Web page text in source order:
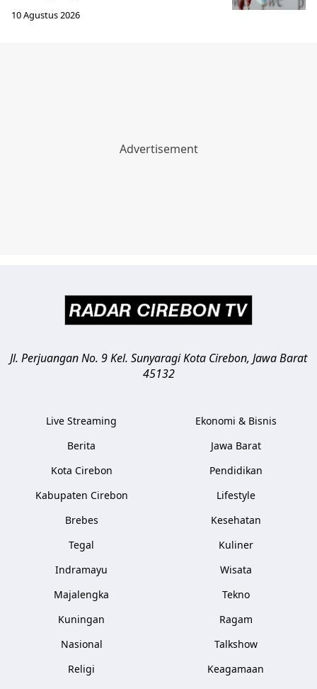
10 Agustus 2026
Jl. Perjuangan No. 9 Kel. SunyaragiKota Cirebon, Jawa Barat
45132
Live Streaming
Berita
Kota Cirebon
Kabupaten Cirebon
Brebes
Tegal
Indramayu
Majalengka
Kuningan
Nasional
Religi
Ekonomi & Bisnis
Jawa Barat
Pendidikan
Lifestyle
Kesehatan
Kuliner
Wisata
Tekno
Ragam
Talkshow
Keagamaan